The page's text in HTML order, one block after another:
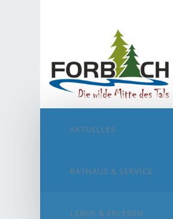
AKTUELLES
RATHAUS & SERVICE
LEBEN & ERLEBEN